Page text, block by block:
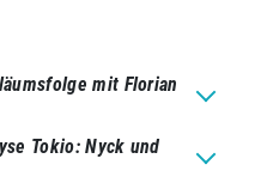
mit Florian
Tokio: Nyck und